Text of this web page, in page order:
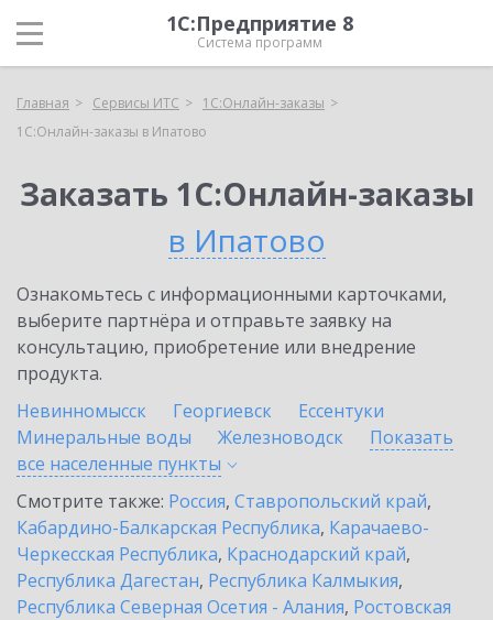
1С:Предприятие 8
Система программ
Главная Сервисы ИТС
1С:Онлайн-заказы
1С:Онлайн-заказы в Ипатово
Заказать 1С:Онлайн-заказы
в Ипатово
Ознакомьтесь с информационными карточками,
выберите партнёра и отправьте заявку на
консультацию, приобретение или внедрение
продукта.
Невинномысск
Георгиевск
Ессентуки
Минеральные воды
Железноводск
Показать
все населенные пункты
Смотрите также: Россия, Ставропольский край,
Кабардино-Балкарская Республика, Карачаево-
Черкесская Республика, Краснодарский край,
Республика Дагестан, Республика Калмыкия,
Республика Северная Осетия - Алания, Ростовская